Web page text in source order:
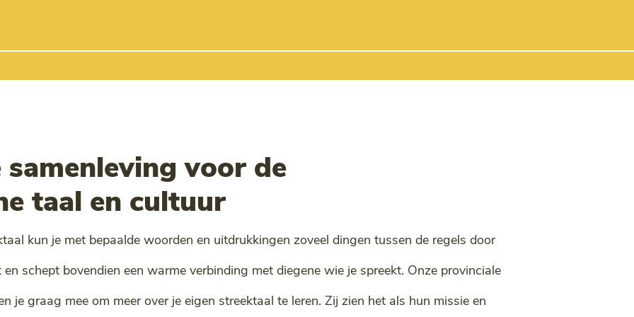
samenleving voor de
taal en cultuur
kun je met bepaalde woorden en uitdrukkingen zoveel dingen tussen de regels door
schept bovendien een warme verbinding met diegene wie je spreekt. Onze provinciale
je graag mee om meer over je eigen streektaal te leren. Zij zien het als hun missie en